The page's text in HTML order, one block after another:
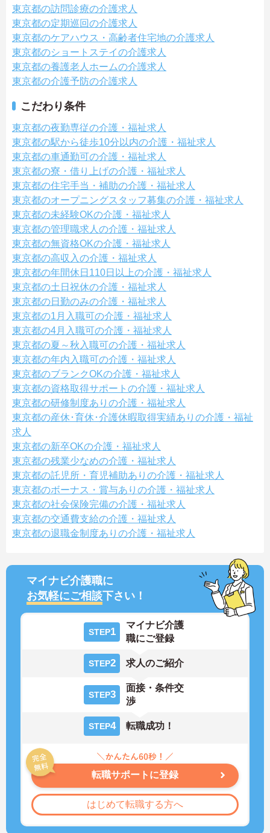
東京都の訪問診療の介護求人
東京都の定期巡回の介護求人
東京都のケアハウス・高齢者住宅地の介護求人
東京都のショートステイの介護求人
東京都の養護老人ホームの介護求人
東京都の介護予防の介護求人
こだわり条件
東京都の夜勤専従の介護・福祉求人
東京都の駅から徒歩10分以内の介護・福祉求人
東京都の車通勤可の介護・福祉求人
東京都の寮・借り上げの介護・福祉求人
東京都の住宅手当・補助の介護・福祉求人
東京都のオープニングスタッフ募集の介護・福祉求人
東京都の未経験OKの介護・福祉求人
東京都の管理職求人の介護・福祉求人
東京都の無資格OKの介護・福祉求人
東京都の高収入の介護・福祉求人
東京都の年間休日110日以上の介護・福祉求人
東京都の土日祝休の介護・福祉求人
東京都の日勤のみの介護・福祉求人
東京都の1月入職可の介護・福祉求人
東京都の4月入職可の介護・福祉求人
東京都の夏～秋入職可の介護・福祉求人
東京都の年内入職可の介護・福祉求人
東京都のブランクOKの介護・福祉求人
東京都の資格取得サポートの介護・福祉求人
東京都の研修制度ありの介護・福祉求人
東京都の産休･育休･介護休暇取得実績ありの介護・福祉
求人
東京都の新卒OKの介護・福祉求人
東京都の残業少なめの介護・福祉求人
東京都の託児所・育児補助ありの介護・福祉求人
東京都のボーナス・賞与ありの介護・福祉求人
東京都の社会保険完備の介護・福祉求人
東京都の交通費支給の介護・福祉求人
東京都の退職金制度ありの介護・福祉求人
マイナビ介護職に
お気軽にご相談下さい！
STEP1
マイナビ介護
職にご登録
STEP2 求人のご紹介
STEP3
面接・条件交
渉
STEP4 転職成功！
転職サポートに登録
はじめて転職する方へ